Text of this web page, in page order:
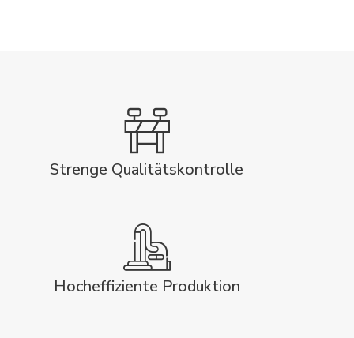
Strenge Qualitätskontrolle
Hocheffiziente Produktion